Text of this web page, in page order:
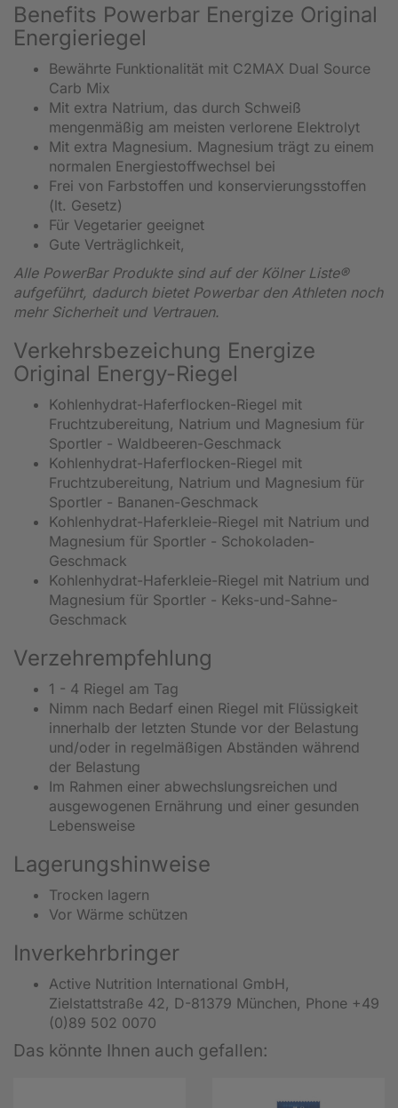
Benefits Powerbar Energize Original
Energieriegel
Bewährte Funktionalität mit C2MAX Dual Source
Carb Mix
Mit extra Natrium, das durch Schweiß
mengenmäßig am meisten verlorene Elektrolyt
Mit extra Magnesium. Magnesium trägt zu einem
normalen Energiestoffwechsel bei
Frei von Farbstoffen und konservierungsstoffen
(lt. Gesetz)
Für Vegetarier geeignet
Gute Verträglichkeit,
Alle PowerBar Produkte sind auf der Kölner Liste®
aufgeführt, dadurch bietet Powerbar den Athleten noch
mehr Sicherheit und Vertrauen.
Verkehrsbezeichung Energize
Original Energy-Riegel
Kohlenhydrat-Haferflocken-Riegel mit
Fruchtzubereitung, Natrium und Magnesium für
Sportler - Waldbeeren-Geschmack
Kohlenhydrat-Haferflocken-Riegel mit
Fruchtzubereitung, Natrium und Magnesium für
Sportler - Bananen-Geschmack
Kohlenhydrat-Haferkleie-Riegel mit Natrium und
Magnesium für Sportler - Schokoladen-
Geschmack
Kohlenhydrat-Haferkleie-Riegel mit Natrium und
Magnesium für Sportler - Keks-und-Sahne-
Geschmack
Verzehrempfehlung
1 - 4 Riegel am Tag
Nimm nach Bedarf einen Riegel mit Flüssigkeit
innerhalb der letzten Stunde vor der Belastung
und/oder in regelmäßigen Abständen während
der Belastung
Im Rahmen einer abwechslungsreichen und
ausgewogenen Ernährung und einer gesunden
Lebensweise
Lagerungshinweise
Trocken lagern
Vor Wärme schützen
Inverkehrbringer
Active Nutrition International GmbH,
Zielstattstraße 42, D-81379 München, Phone +49
(0)89 502 0070
Das könnte Ihnen auch gefallen: